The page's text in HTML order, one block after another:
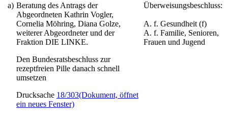
a) Beratung des Antrags der
Abgeordneten Kathrin Vogler,
Cornelia Möhring, Diana Golze,
weiterer Abgeordneter und der
Fraktion DIE LINKE.
Den Bundesratsbeschluss zur
rezeptfreien Pille danach schnell
umsetzen
Drucksache 18/303(Dokument, öffnet
ein neues Fenster)
Überweisungsbeschluss:
A. f. Gesundheit (f)
A. f. Familie, Senioren,
Frauen und Jugend